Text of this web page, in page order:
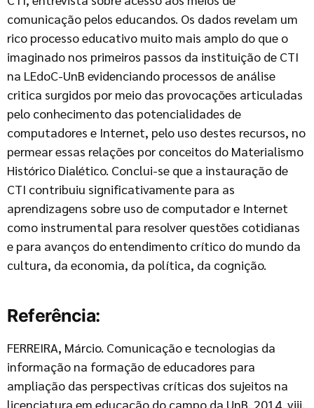
comunicação pelos educandos. Os dados revelam um
rico processo educativo muito mais amplo do que o
imaginado nos primeiros passos da instituição de CTI
na LEdoC-UnB evidenciando processos de análise
critica surgidos por meio das provocações articuladas
pelo conhecimento das potencialidades de
computadores e Internet, pelo uso destes recursos, no
permear essas relações por conceitos do Materialismo
Histórico Dialético. Conclui-se que a instauração de
CTI contribuiu significativamente para as
aprendizagens sobre uso de computador e Internet
como instrumental para resolver questões cotidianas
e para avanços do entendimento crítico do mundo da
cultura, da economia, da política, da cognição.
Referência:
FERREIRA, Márcio. Comunicação e tecnologias da
informação na formação de educadores para
ampliação das perspectivas críticas dos sujeitos na
licenciatura em educação do campo da UnB. 2014. viii,